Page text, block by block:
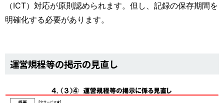
（ICT）対応が原則認められます。但し、記録の保存期間を
明確化する必要があります。
運営規程等の掲示の見直し